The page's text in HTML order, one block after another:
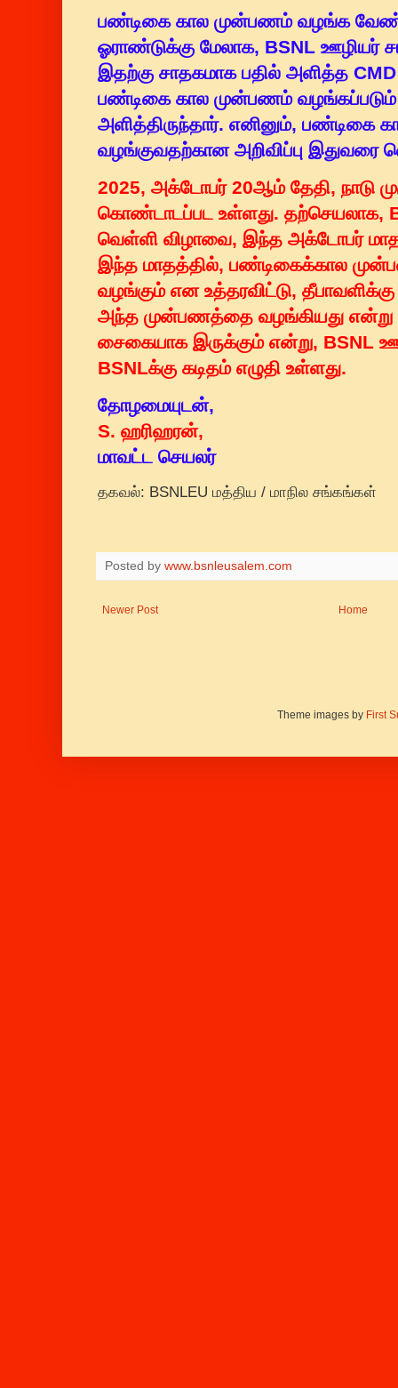
பண்டிகை கால முன்பணம் வழங்க
ஓராண்டுக்கு மேலாக, BSNL ஊழியர்
இதற்கு சாதகமாக பதில் அளித்த
பண்டிகை கால முன்பணம் வழங்கப்படும்
அளித்திருந்தார். எனினும், பண்டிகை
வழங்குவதற்கான அறிவிப்பு இதுவரை
2025, அக்டோபர் 20ஆம் தேதி, நாடு
கொண்டாடப்பட உள்ளது. தற்செயலாக,
வெள்ளி விழாவை, இந்த அக்டோபர்
இந்த மாதத்தில், பண்டிகைக்கால
வழங்கும் என உத்தரவிட்டு,
அந்த முன்பணத்தை வழங்கியது
சைகையாக இருக்கும் என்று, BSNL
BSNLக்கு கடிதம் எழுதி உள்ளது.
தோழமையுடன்,
S. ஹரிஹரன்,
மாவட்ட செயலர்
தகவல்: BSNLEU மத்திய / மாநில சங்கங்கள்
Posted by www.bsnleusalem.com
Newer Post Home
Theme images by First